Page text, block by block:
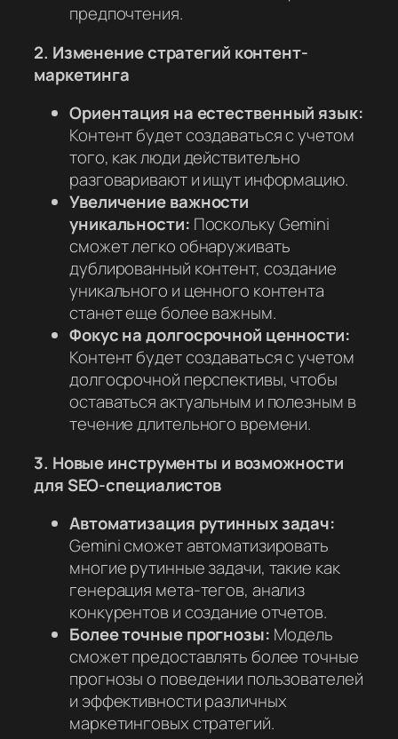
предпочтения.
2. Изменение стратегий контент-
маркетинга
Ориентация на естественный язык:
Контент будет создаваться с учетом
того, как люди действительно
разговаривают и ищут информацию.
Увеличение важности
уникальности: Поскольку Gemini
сможет легко обнаруживать
дублированный контент, создание
уникального и ценного контента
станет еще более важным.
Фокус на долгосрочной ценности:
Контент будет создаваться с учетом
долгосрочной перспективы, чтобы
оставаться актуальным и полезным в
течение длительного времени.
3. Новые инструменты и возможности
для SEO-специалистов
Автоматизация рутинных задач:
Gemini сможет автоматизировать
многие рутинные задачи, такие как
генерация мета-тегов, анализ
конкурентов и создание отчетов.
Более точные прогнозы: Модель
сможет предоставлять более точные
прогнозы о поведении пользователей
и эффективности различных
маркетинговых стратегий.